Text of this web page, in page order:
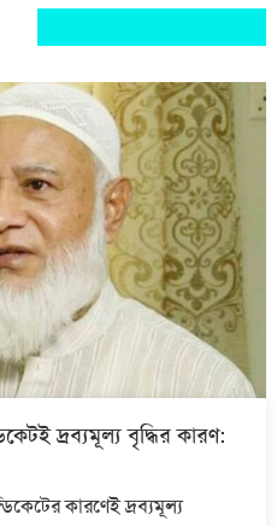
দ্রব্যমূল্য বৃদ্ধির কারণ:
কারণেই দ্রব্যমূল্য